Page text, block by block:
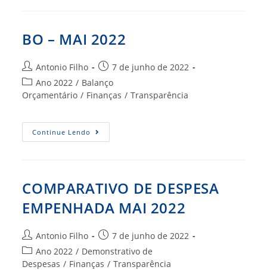
BO – MAI 2022
Autor
do
post:
Antonio Filho
Post
publicado:
7 de junho de 2022
Categoria
do
Ano 2022 / Balanço
Orçamentário / Finanças / Transparência
Continue Lendo BO
–
COMPARATIVO DE DESPESA
EMPENHADA MAI 2022
Autor
do
post:
Antonio Filho
Post
publicado:
7 de junho de 2022
Categoria
do
Ano 2022 / Demonstrativo de
Despesas / Finanças / Transparência